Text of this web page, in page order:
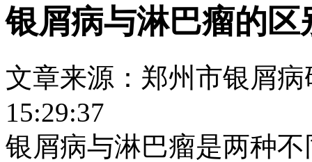
银屑病与淋巴瘤的区
文章来源：郑州市银屑
15:29:37
银屑病与淋巴瘤是两种